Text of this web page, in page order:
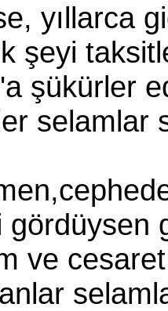
yıllarca
şeyi
şükürler
selamlar
gördüysen
ve